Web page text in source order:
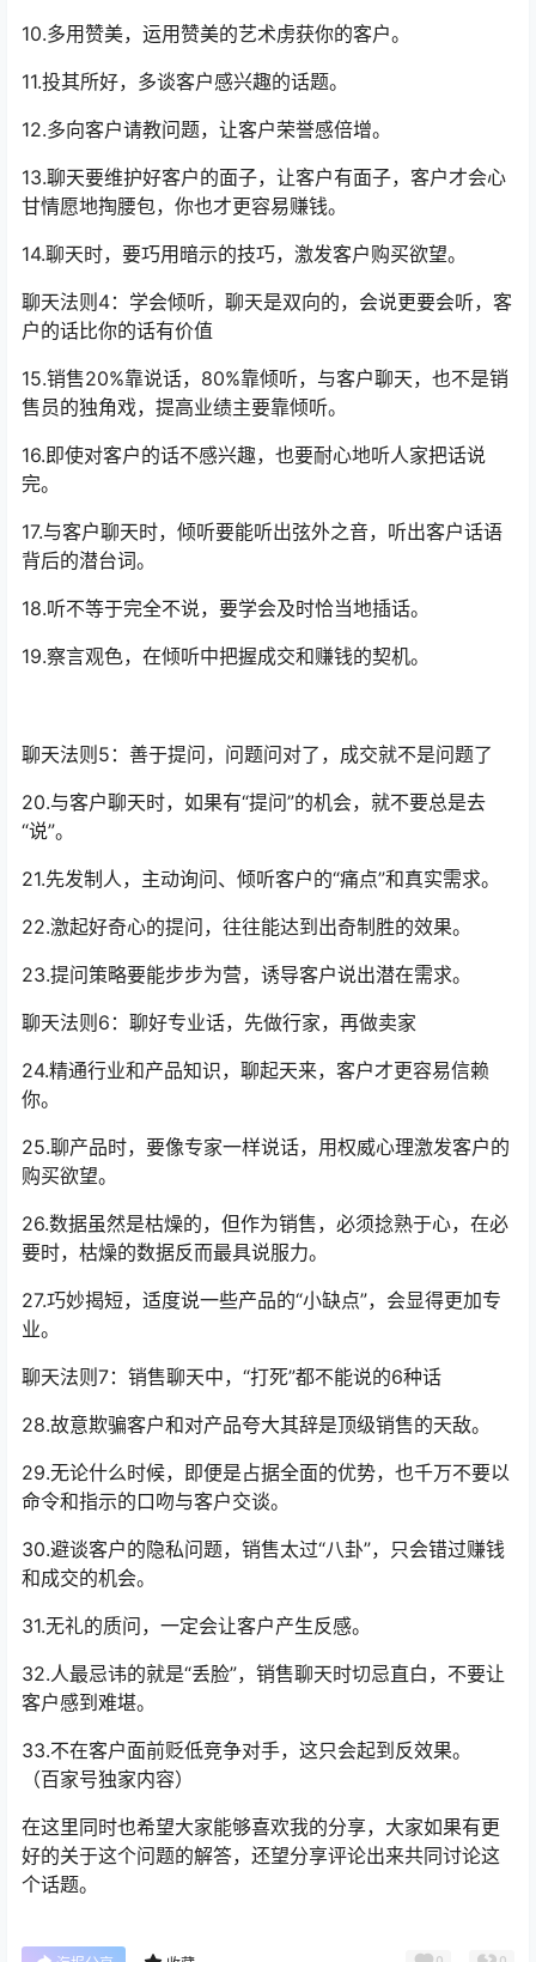
10.多用赞美，运用赞美的艺术虏获你的客户。
11.投其所好，多谈客户感兴趣的话题。
12.多向客户请教问题，让客户荣誉感倍增。
13.聊天要维护好客户的面子，让客户有面子，客户才会心
甘情愿地掏腰包，你也才更容易赚钱。
14.聊天时，要巧用暗示的技巧，激发客户购买欲望。
聊天法则4：学会倾听，聊天是双向的，会说更要会听，客
户的话比你的话有价值
15.销售20%靠说话，80%靠倾听，与客户聊天，也不是销
售员的独角戏，提高业绩主要靠倾听。
16.即使对客户的话不感兴趣，也要耐心地听人家把话说
完。
17.与客户聊天时，倾听要能听出弦外之音，听出客户话语
背后的潜台词。
18.听不等于完全不说，要学会及时恰当地插话。
19.察言观色，在倾听中把握成交和赚钱的契机。
聊天法则5：善于提问，问题问对了，成交就不是问题了
20.与客户聊天时，如果有“提问”的机会，就不要总是去
“说”。
21.先发制人，主动询问、倾听客户的“痛点”和真实需求。
22.激起好奇心的提问，往往能达到出奇制胜的效果。
23.提问策略要能步步为营，诱导客户说出潜在需求。
聊天法则6：聊好专业话，先做行家，再做卖家
24.精通行业和产品知识，聊起天来，客户才更容易信赖
你。
25.聊产品时，要像专家一样说话，用权威心理激发客户的
购买欲望。
26.数据虽然是枯燥的，但作为销售，必须捻熟于心，在必
要时，枯燥的数据反而最具说服力。
27.巧妙揭短，适度说一些产品的“小缺点”，会显得更加专
业。
聊天法则7：销售聊天中，“打死”都不能说的6种话
28.故意欺骗客户和对产品夸大其辞是顶级销售的天敌。
29.无论什么时候，即便是占据全面的优势，也千万不要以
命令和指示的口吻与客户交谈。
30.避谈客户的隐私问题，销售太过“八卦”，只会错过赚钱
和成交的机会。
31.无礼的质问，一定会让客户产生反感。
32.人最忌讳的就是“丢脸”，销售聊天时切忌直白，不要让
客户感到难堪。
33.不在客户面前贬低竞争对手，这只会起到反效果。
（百家号独家内容）
在这里同时也希望大家能够喜欢我的分享，大家如果有更
好的关于这个问题的解答，还望分享评论出来共同讨论这
个话题。